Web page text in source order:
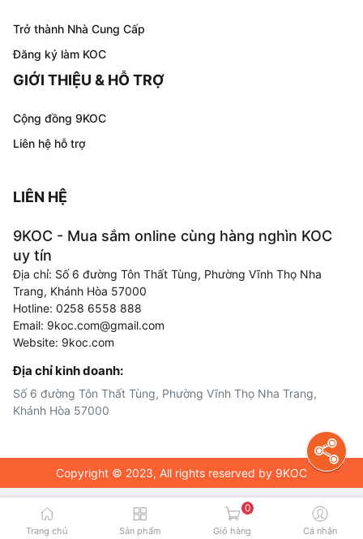
Trở thành Nhà Cung Cấp
Đăng ký làm KOC
GIỚI THIỆU & HỖ TRỢ
Cộng đồng 9KOC
Liên hệ hỗ trợ
LIÊN HỆ
9KOC - Mua sắm online cùng hàng nghìn KOC
uy tín
Địa chỉ: Số 6 đường Tôn Thất Tùng, Phường Vĩnh Thọ Nha
Trang, Khánh Hòa 57000
Hotline: 0258 6558 888
Email: 9koc.com@gmail.com
Website: 9koc.com
Địa chỉ kinh doanh:
Số 6 đường Tôn Thất Tùng, Phường Vĩnh Thọ Nha Trang,
Khánh Hòa 57000
Copyright © 2023, All rights reserved by 9KOC
Trang chủ Sản phẩm Giỏ hàng
0
Cá nhân